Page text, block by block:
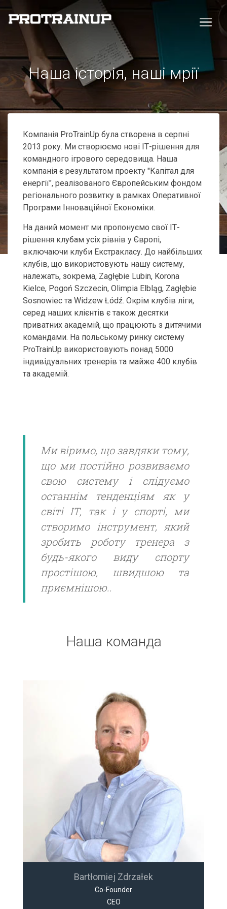
Наша історія, наші мрії
Компанія ProTrainUp була створена в серпні
2013 року. Ми створюємо нові ІТ-рішення для
командного ігрового середовища. Наша
компанія є результатом проекту "Капітал для
енергії", реалізованого Європейським фондом
регіонального розвитку в рамках Оперативної
Програми Інноваційної Економіки.
На даний момент ми пропонуємо свої ІТ-
рішення клубам усіх рівнів у Європі,
включаючи клуби Екстракласу. До найбільших
клубів, що використовують нашу систему,
належать, зокрема, Zagłębie Lubin, Korona
Kielce, Pogoń Szczecin, Olimpia Elbląg, Zagłębie
Sosnowiec та Widzew Łódź. Окрім клубів ліги,
серед наших клієнтів є також десятки
приватних академій, що працюють з дитячими
командами. На польському ринку систему
ProTrainUp використовують понад 5000
індивідуальних тренерів та майже 400 клубів
та академій.
Ми віримо, що завдяки тому,
що ми постійно розвиваємо
свою систему і слідуємо
останнім тенденціям як у
світі ІТ, так і у спорті, ми
створимо інструмент, який
зробить роботу тренера з
будь-якого виду спорту
простішою, швидшою та
приємнішою..
Наша команда
Bartłomiej Zdrzałek
Co-Founder
CEO